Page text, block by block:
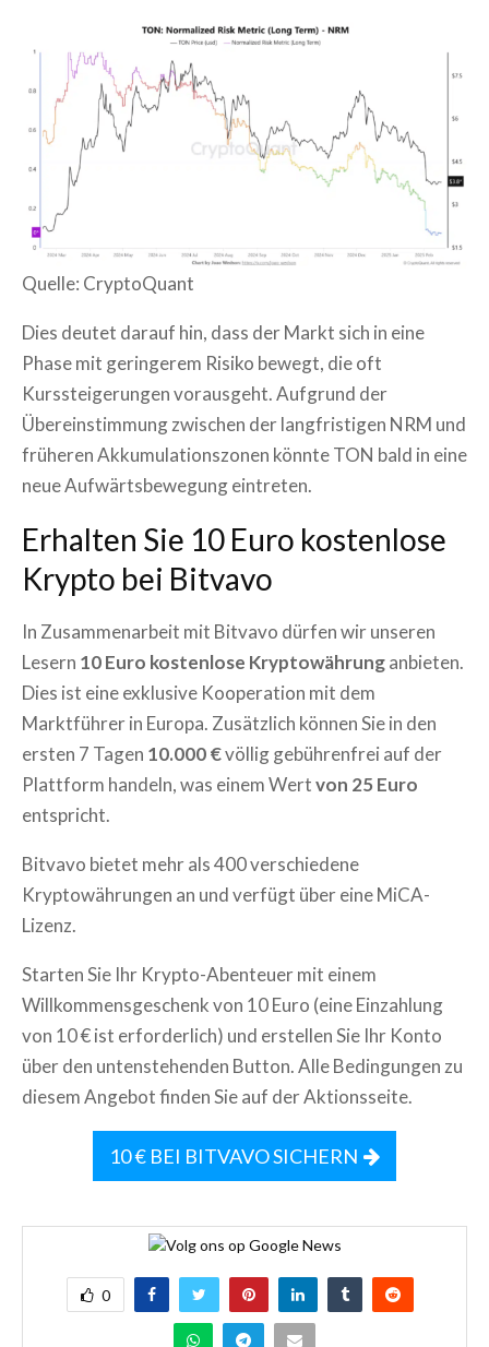
Quelle: CryptoQuant
Dies deutet darauf hin, dass der Markt sich in eine
Phase mit geringerem Risiko bewegt, die oft
Kurssteigerungen vorausgeht. Aufgrund der
Übereinstimmung zwischen der langfristigen NRM und
früheren Akkumulationszonen könnte TON bald in eine
neue Aufwärtsbewegung eintreten.
Erhalten Sie 10 Euro kostenlose
Krypto bei Bitvavo
In Zusammenarbeit mit Bitvavo dürfen wir unseren
Lesern 10 Euro kostenlose Kryptowährunganbieten.
Dies ist eine exklusive Kooperation mit dem
Marktführer in Europa. Zusätzlich können Sie in den
ersten 7 Tagen 10.000 €völlig gebührenfrei auf der
Plattform handeln, was einem Wertvon 25 Euro
entspricht.
Bitvavo bietet mehr als 400 verschiedene
Kryptowährungen an und verfügt über eine MiCA-
Lizenz.
Starten Sie Ihr Krypto-Abenteuer mit einem
Willkommensgeschenk von 10 Euro (eine Einzahlung
von 10 € ist erforderlich) und erstellen Sie Ihr Konto
über den untenstehenden Button. Alle Bedingungen zu
diesem Angebot finden Sie auf der Aktionsseite.
10 € BEI BITVAVO SICHERN
0